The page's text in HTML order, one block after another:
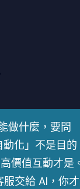
做什麼，要問
動化」不是目的
價值互動才是
交給 AI，你